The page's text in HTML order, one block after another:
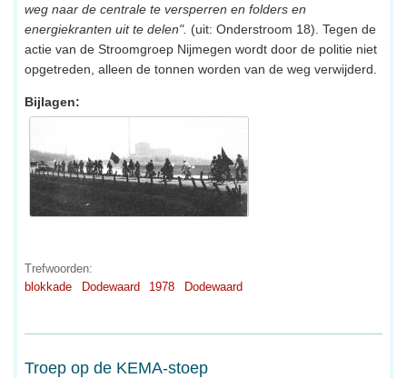
weg naar de centrale te versperren en folders en
energiekranten uit te delen". (uit: Onderstroom 18). Tegen de
actie van de Stroomgroep Nijmegen wordt door de politie niet
opgetreden, alleen de tonnen worden van de weg verwijderd.
Bijlagen:
Trefwoorden:
blokkade
Dodewaard 1978 Dodewaard
Troep op de KEMA-stoep